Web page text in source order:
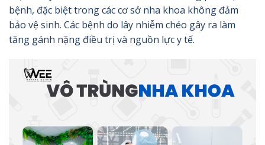
bệnh, đặc biệt trong các cơ sở nha khoa không đảm
bảo vệ sinh. Các bệnh do lây nhiễm chéo gây ra làm
tăng gánh nặng điều trị và nguồn lực y tế.